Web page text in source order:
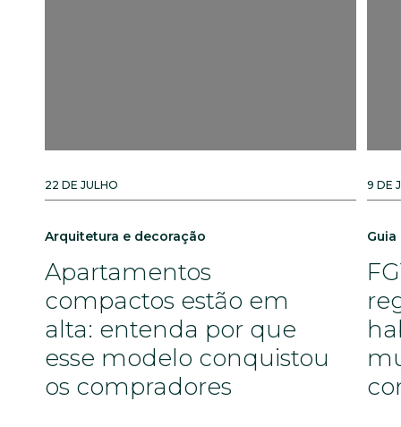
22 DE JULHO
Arquitetura e decoração
Apartamentos
compactos estão em
alta: entenda por que
esse modelo conquistou
os compradores
9 DE